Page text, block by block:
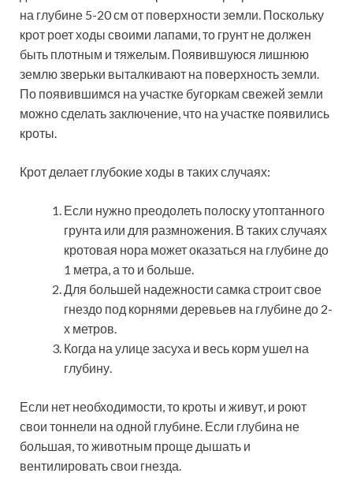
на глубине 5-20 см от поверхности земли. Поскольку
крот роет ходы своими лапами, то грунт не должен
быть плотным и тяжелым. Появившуюся лишнюю
землю зверьки выталкивают на поверхность земли.
По появившимся на участке бугоркам свежей земли
можно сделать заключение, что на участке появились
кроты.
Крот делает глубокие ходы в таких случаях:
Если нужно преодолеть полоску утоптанного
грунта или для размножения. В таких случаях
кротовая нора может оказаться на глубине до
1 метра, а то и больше.
Для большей надежности самка строит свое
гнездо под корнями деревьев на глубине до 2-
х метров.
Когда на улице засуха и весь корм ушел на
глубину.
Если нет необходимости, то кроты и живут, и роют
свои тоннели на одной глубине. Если глубина не
большая, то животным проще дышать и
вентилировать свои гнезда.